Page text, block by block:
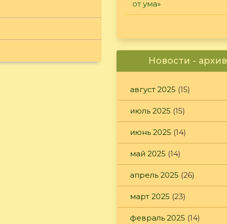
от ума»
Новости - архив
август 2025 (15)
июль 2025 (15)
июнь 2025 (14)
май 2025 (14)
апрель 2025 (26)
март 2025 (23)
февраль 2025 (14)